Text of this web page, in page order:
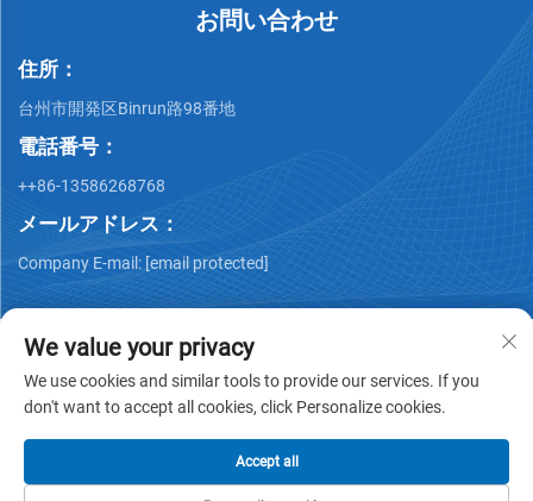
お問い合わせ
住所：
台州市開発区Binrun路98番地
電話番号：
++86-13586268768
メールアドレス：
Company E-mail: [email protected]
Technology(Taizhou)Co.,Ltd -
プライバシーポリシー
We value your privacy
We use cookies and similar tools to provide our services. If you
don't want to accept all cookies, click Personalize cookies.
Accept all